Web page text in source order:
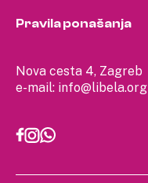
Nova cesta 4, Zagreb
e-mail: info@libela.org
Pravila ponašanja